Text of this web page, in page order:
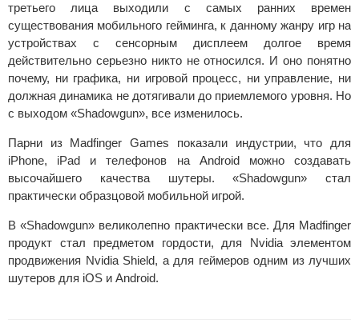
третьего лица выходили c самых ранних времен
существования мобильного гейминга, к данному жанру игр на
устройствах с сенсорным дисплеем долгое время
действительно серьезно никто не относился. И оно понятно
почему, ни графика, ни игровой процесс, ни управление, ни
должная динамика не дотягивали до приемлемого уровня. Но
с выходом «Shadowgun», все изменилось.
Парни из Madfinger Games показали индустрии, что для
iPhone, iPad и телефонов на Android можно создавать
высочайшего качества шутеры. «Shadowgun» стал
практически образцовой мобильной игрой.
В «Shadowgun» великолепно практически все. Для Madfinger
продукт стал предметом гордости, для Nvidia элементом
продвижения Nvidia Shield, а для геймеров одним из лучших
шутеров для iOS и Android.